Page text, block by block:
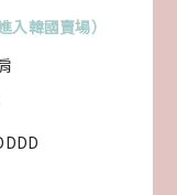
韓國賣場）